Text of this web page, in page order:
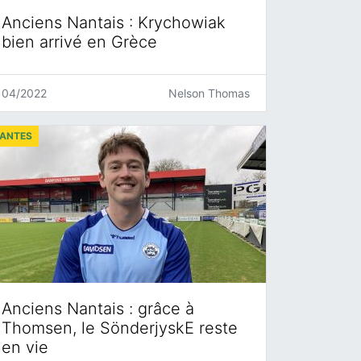
Anciens Nantais : Krychowiak
bien arrivé en Grèce
04/2022 Nelson Thomas
Anciens Nantais : grâce à
Thomsen, le SönderjyskE reste
en vie